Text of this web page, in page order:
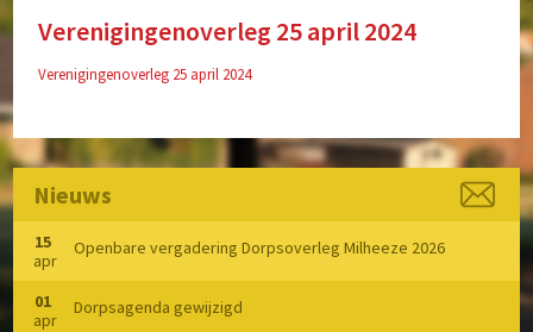
Centrum Plan Milheeze
Reactivering Vliegbasis de Peel
Buurtpreventie
Verenigingen
Verenigingenoverleg 25 april 2024
Verenigingenoverleg 25 april 2024
Nieuws
15
apr
Openbare vergadering Dorpsoverleg Milheeze 2026
01
apr
Dorpsagenda gewijzigd